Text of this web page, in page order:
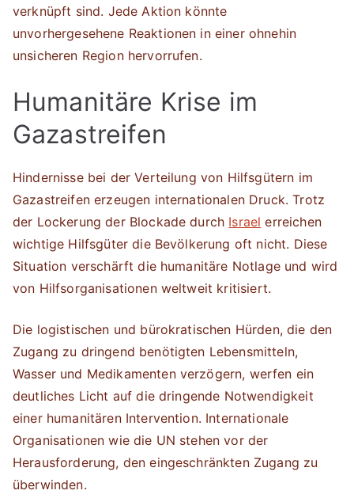
verknüpft sind. Jede Aktion könnte
unvorhergesehene Reaktionen in einer ohnehin
unsicheren Region hervorrufen.
Humanitäre Krise im
Gazastreifen
Hindernisse bei der Verteilung von Hilfsgütern im
Gazastreifen erzeugen internationalen Druck. Trotz
der Lockerung der Blockade durch Israel erreichen
wichtige Hilfsgüter die Bevölkerung oft nicht. Diese
Situation verschärft die humanitäre Notlage und wird
von Hilfsorganisationen weltweit kritisiert.
Die logistischen und bürokratischen Hürden, die den
Zugang zu dringend benötigten Lebensmitteln,
Wasser und Medikamenten verzögern, werfen ein
deutliches Licht auf die dringende Notwendigkeit
einer humanitären Intervention. Internationale
Organisationen wie die UN stehen vor der
Herausforderung, den eingeschränkten Zugang zu
überwinden.